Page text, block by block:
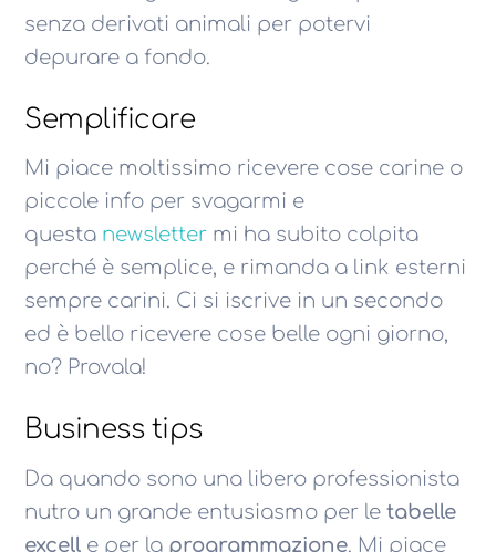
senza derivati animali per potervi
depurare a fondo.
Semplificare
Mi piace moltissimo ricevere cose carine o
piccole info per svagarmi e
questa newsletter mi ha subito colpita
perché è semplice, e rimanda a link esterni
sempre carini. Ci si iscrive in un secondo
ed è bello ricevere cose belle ogni giorno,
no? Provala!
Business tips
Da quando sono una libero professionista
nutro un grande entusiasmo per letabelle
excell e per la programmazione. Mi piace